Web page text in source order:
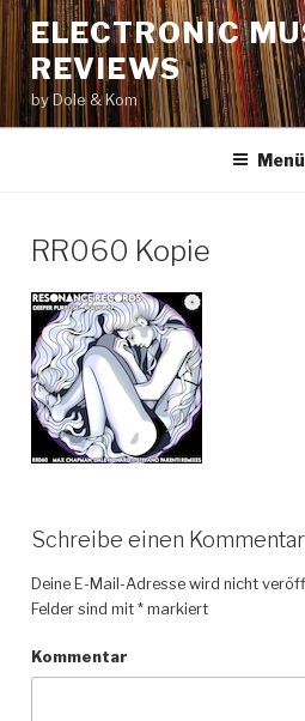
Zum
Inhalt
springen
ELECTRONIC
REVIEWS
by Dole & Kom
Menü
RR060 Kopie
Schreibe einen Kommentar
Deine E-Mail-Adresse wird nicht
Felder sind mit *markiert
Kommentar